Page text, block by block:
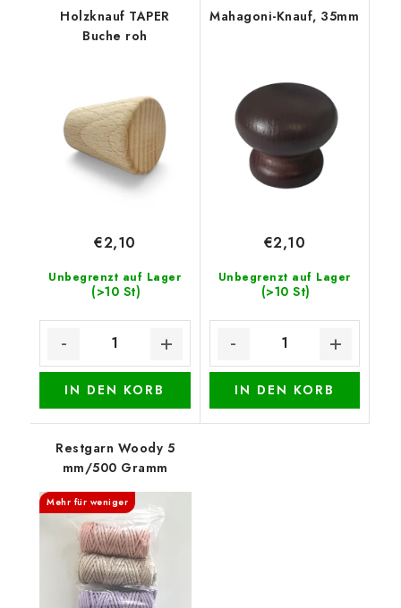
Holzknauf TAPER
Buche roh
Unbegrenzt auf Lager
(>10 St)
€2,10
IN DEN KORB
Mahagoni-Knauf, 35mm
Unbegrenzt auf Lager
(>10 St)
€2,10
IN DEN KORB
Restgarn Woody 5
mm/500 Gramm
Mehr für weniger